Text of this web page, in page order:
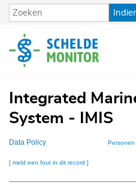
Overslaan
en
de
inhoud
Integrated
System - IMIS
Data Policy Personen
[ meld een fout in dit record ]